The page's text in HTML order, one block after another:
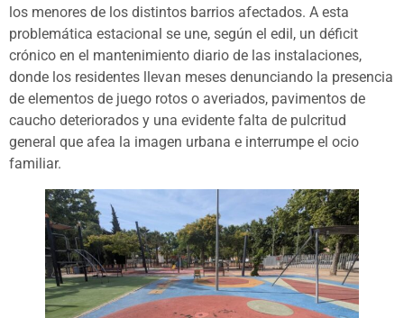
los menores de los distintos barrios afectados. A esta
problemática estacional se une, según el edil, un déficit
crónico en el mantenimiento diario de las instalaciones,
donde los residentes llevan meses denunciando la presencia
de elementos de juego rotos o averiados, pavimentos de
caucho deteriorados y una evidente falta de pulcritud
general que afea la imagen urbana e interrumpe el ocio
familiar.